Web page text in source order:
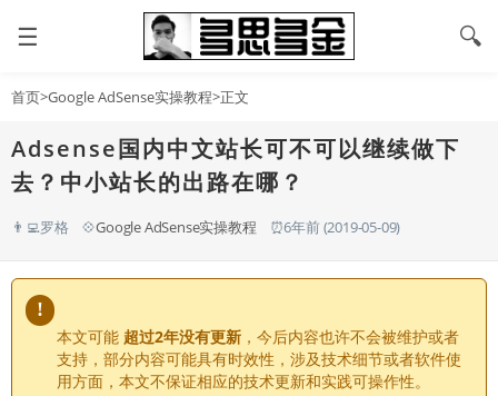
☰ 🔍
首页>Google AdSense实操教程>正文
Adsense国内中文站长可不可以继续做下
去？中小站长的出路在哪？
👨‍💻罗格 💠Google AdSense实操教程 ⏰6年前 (2019-05-09)
!
本文可能 超过2年没有更新 ，今后内容也许不会被维护或者
支持，部分内容可能具有时效性，涉及技术细节或者软件使
用方面，本文不保证相应的技术更新和实践可操作性。